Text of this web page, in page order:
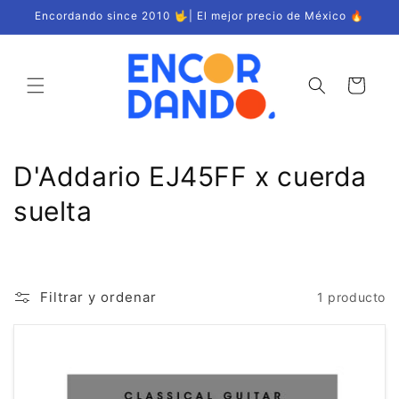
directamente
al contenido
Encordando since 2010 🤟| El mejor precio de México 🔥
Carrito
C
o
D'Addario EJ45FF x cuerda
suelta
Filtrar y ordenar 1 producto